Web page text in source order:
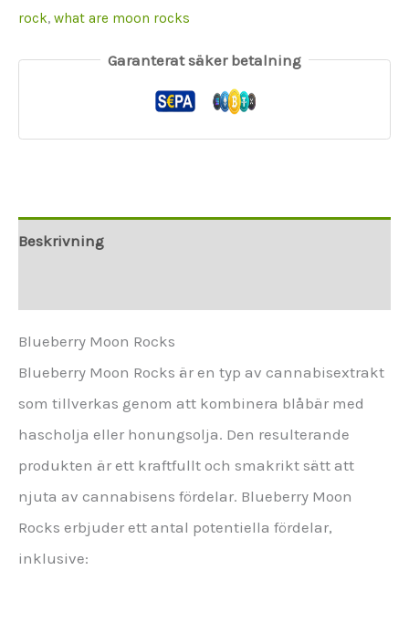
rock, what are moon rocks
Garanterat säker betalning
Beskrivning
Blueberry Moon Rocks
Blueberry Moon Rocks är en typ av cannabisextrakt
som tillverkas genom att kombinera blåbär med
hascholja eller honungsolja. Den resulterande
produkten är ett kraftfullt och smakrikt sätt att
njuta av cannabisens fördelar. Blueberry Moon
Rocks erbjuder ett antal potentiella fördelar,
inklusive: